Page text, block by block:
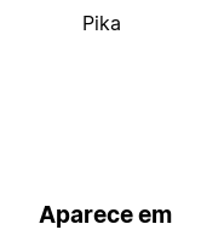
Pika
Aparece em